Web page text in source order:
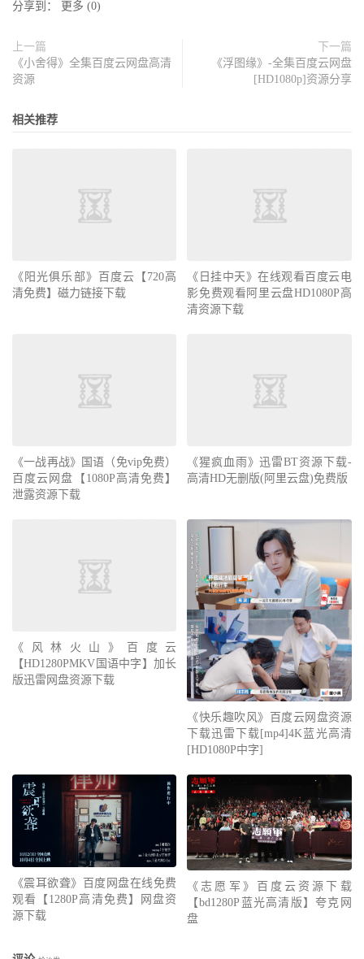
分享到： 更多 (0)
上一篇
《小舍得》全集百度云网盘高清
资源
下一篇
《浮图缘》-全集百度云网盘
[HD1080p]资源分享
相关推荐
《阳光俱乐部》百度云【720高
清免费】磁力链接下载
《日挂中天》在线观看百度云电
影免费观看阿里云盘HD1080P高
清资源下载
《一战再战》国语（免vip免费）
百度云网盘【1080P高清免费】
泄露资源下载
《猩疯血雨》迅雷BT资源下载-
高清HD无删版(阿里云盘)免费版
《风林火山》百度云
【HD1280PMKV国语中字】加长
版迅雷网盘资源下载
《快乐趣吹风》百度云网盘资源
下载迅雷下载[mp4]4K蓝光高清
[HD1080P中字]
《震耳欲聋》百度网盘在线免费
观看【1280P高清免费】网盘资
源下载
《志愿军》百度云资源下载
【bd1280P蓝光高清版】夸克网
盘